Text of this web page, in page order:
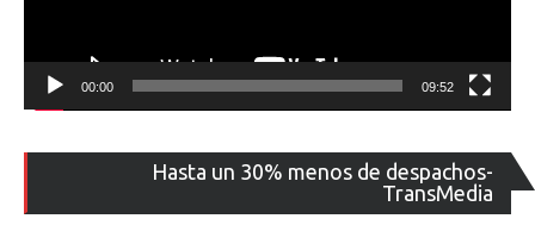
00:00 09:52
Hasta un 30% menos de despachos-
TransMedia
de